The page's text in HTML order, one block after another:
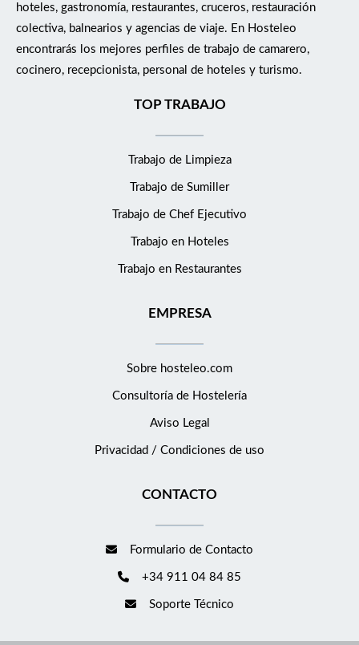
hoteles, gastronomía, restaurantes, cruceros, restauración
colectiva, balnearios y agencias de viaje. En Hosteleo
encontrarás los mejores perfiles de trabajo de camarero,
cocinero, recepcionista, personal de hoteles y turismo.
TOP TRABAJO
Trabajo de Limpieza
Trabajo de Sumiller
Trabajo de Chef Ejecutivo
Trabajo en Hoteles
Trabajo en Restaurantes
EMPRESA
Sobre hosteleo.com
Consultoría de Hostelería
Aviso Legal
Privacidad / Condiciones de uso
CONTACTO
Formulario de Contacto
+34 911 04 84 85
Soporte Técnico